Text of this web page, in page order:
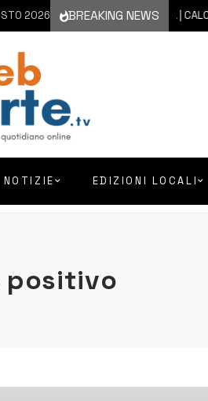
2026 BREAKING NEWS
6 AGOSTO 2026 SICILIA | CALCIO
NOTIZIE EDIZIONI LOCALI
positivo